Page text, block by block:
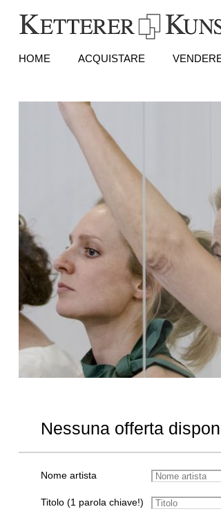
HOME ACQUISTARE
Nessuna offerta
Nome artista
Titolo (1 parola chiave!)